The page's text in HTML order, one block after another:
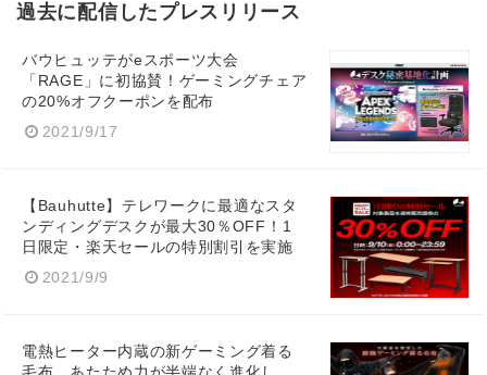
過去に配信したプレスリリース
バウヒュッテがeスポーツ大会
「RAGE」に初協賛！ゲーミングチェア
の20%オフクーポンを配布
2021/9/17
【Bauhutte】テレワークに最適なスタ
ンディングデスクが最大30％OFF！1
日限定・楽天セールの特別割引を実施
2021/9/9
電熱ヒーター内蔵の新ゲーミング着る